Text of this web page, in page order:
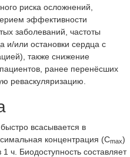
риска осложнений,
эффективности
заболеваний, частоты
и/или остановки сердца с
также снижение
ранее перенёсших
реваскуляризацию.
всасывается в
концентрация (Сmах)
ч. Биодоступность составляет